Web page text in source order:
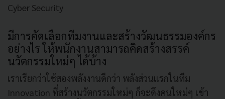
Cyber Security
มีการคัดเลือกทีมงานและสร้างวัฒนธรรมองค์กร
อย่างไร ให้พนักงานสามารถคิดสร้างสรรค์
นวัตกรรมใหม่ๆ ได้บ้าง
เราเรียกว่าใช้สองพลังงานดีกว่า พลังส่วนแรกในทีม
Innovation ที่สร้างนวัตกรรมใหม่ๆ ก็จะดึงคนใหม่ๆ เข้า